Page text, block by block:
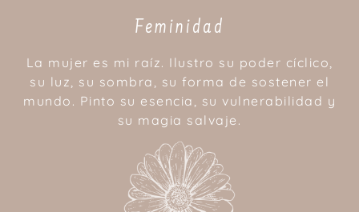
Feminidad
La mujer es mi raíz. Ilustro su poder cíclico,
su luz, su sombra, su forma de sostener el
mundo. Pinto su esencia, su vulnerabilidad y
su magia salvaje.